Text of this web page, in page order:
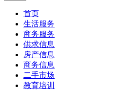
首页
生活服务
商务服务
供求信息
房产信息
商务信息
二手市场
教育培训